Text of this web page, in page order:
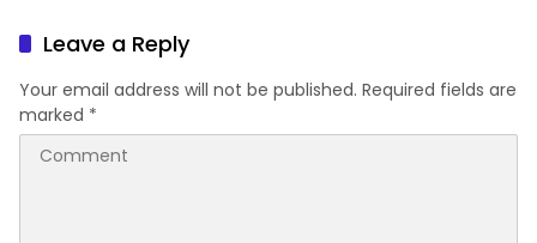
Leave a Reply
Your email address will not be published. Required fields are
marked *